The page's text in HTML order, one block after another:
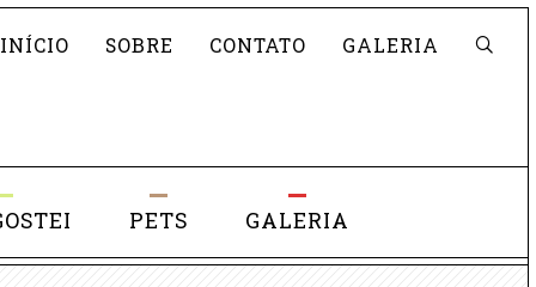
Pesquisar
INÍCIO
SOBRE CONTATO GALERIA
PETS GALERIA